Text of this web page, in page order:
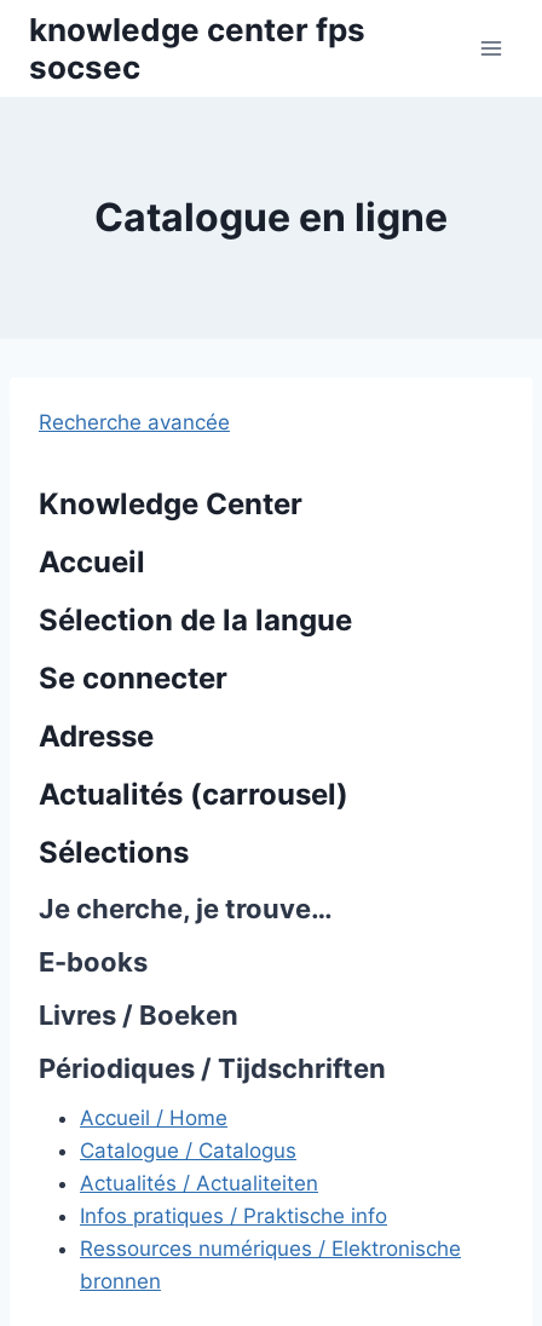
Skip
content
knowledge center fps
socsec
Catalogue en ligne
Recherche avancée
Knowledge Center
Accueil
Sélection de la langue
Se connecter
Adresse
Actualités (carrousel)
Sélections
Je cherche, je trouve…
E-books
Livres / Boeken
Périodiques / Tijdschriften
Accueil / Home
Catalogue / Catalogus
Actualités / Actualiteiten
Infos pratiques / Praktische info
Ressources numériques / Elektronische
bronnen